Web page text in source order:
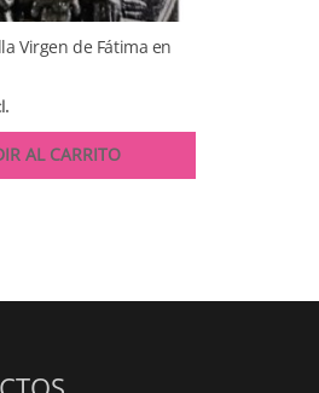
Virgen de Fátima en
AL CARRITO